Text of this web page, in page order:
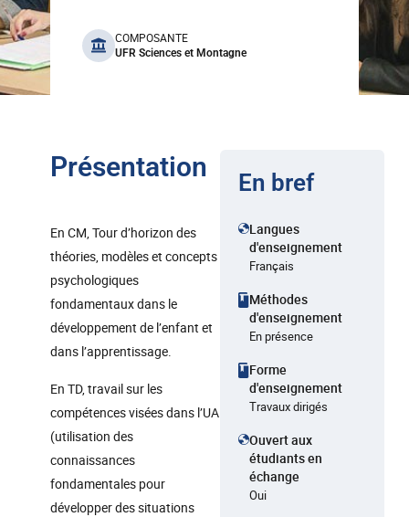
benefits
COMPOSANTE
UFR Sciences et Montagne
Présentation
En CM, Tour d’horizon des
théories, modèles et concepts
psychologiques
fondamentaux dans le
développement de l’enfant et
dans l’apprentissage.
En TD, travail sur les
compétences visées dans l’UA
(utilisation des
connaissances
fondamentales pour
développer des situations
En bref
Langues
d'enseignement
Français
Méthodes
d'enseignement
En présence
Forme
d'enseignement
Travaux dirigés
Ouvert aux
étudiants en
échange
Oui